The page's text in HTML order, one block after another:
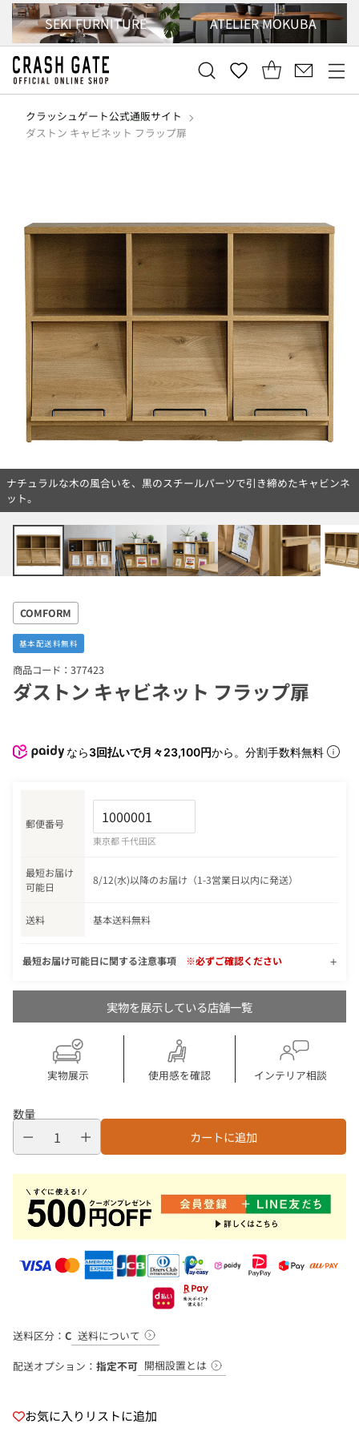
SEKI FURNITURE ATELIER MOKUBA
クラッシュゲート公式通販サイト
ダストン キャビネット フラップ扉
ナチュラルな木の風合いを、黒のスチールパーツで引き締めたキャビンネ
ット。
COMFORM
基本配送料無料
商品コード：377423
ダストン キャビネット フラップ扉
なら3回払いで月々23,100円から。分割手数料無料
郵便番号
東京都 千代田区
最短お届け
可能日
8/12(水)以降のお届け（1-3営業日以内に発送）
送料 基本送料無料
最短お届け可能日に関する注意事項 ※必ずご確認ください
実物を展示している店舗一覧
実物展示 使用感を確認 インテリア相談
数量
カートに追加
送料区分： C 送料について
配送オプション： 指定不可 開梱設置とは
お気に入りリストに追加